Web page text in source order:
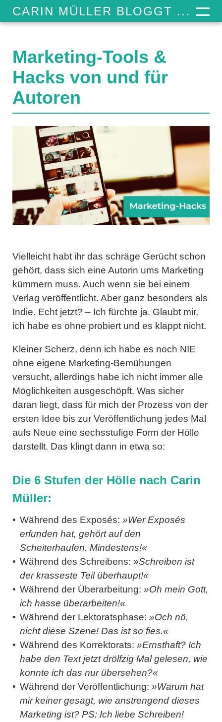
CARIN MÜLLER BLOGGT ...
Marketing-Tools &
Hacks von und für
Autoren
Vielleicht habt ihr das schräge Gerücht schon
gehört, dass sich eine Autorin ums Marketing
kümmern muss. Auch wenn sie bei einem
Verlag veröffentlicht. Aber ganz besonders als
Indie. Echt jetzt? – Ich fürchte ja. Glaubt mir,
ich habe es ohne probiert und es klappt nicht.
Kleiner Scherz, denn ich habe es noch NIE
ohne eigene Marketing-Bemühungen
versucht, allerdings habe ich nicht immer alle
Möglichkeiten ausgeschöpft. Was sicher
daran liegt, dass für mich der Prozess von der
ersten Idee bis zur Veröffentlichung jedes Mal
aufs Neue eine sechsstufige Form der Hölle
darstellt. Das klingt dann in etwa so:
Die 6 Stufen der Hölle nach Carin
Müller:
Während des Exposés: »Wer Exposés
erfunden hat, gehört auf den
Scheiterhaufen. Mindestens!«
Während des Schreibens: »Schreiben ist
der krasseste Teil überhaupt!«
Während der Überarbeitung: »Oh mein Gott,
ich hasse überarbeiten!«
Während der Lektoratsphase: »Och nö,
nicht diese Szene! Das ist so fies.«
Während des Korrektorats: »Ernsthaft? Ich
habe den Text jetzt drölfzig Mal gelesen, wie
konnte ich das nur übersehen?«
Während der Veröffentlichung: »Warum hat
mir keiner gesagt, wie anstrengend dieses
Marketing ist? PS: Ich liebe Schreiben!